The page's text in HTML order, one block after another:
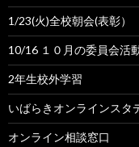
1/23(火)全校朝会(表彰）
10/16 １０月の委員会活
2年生校外学習
いばらきオンラインスタ
オンライン相談窓口